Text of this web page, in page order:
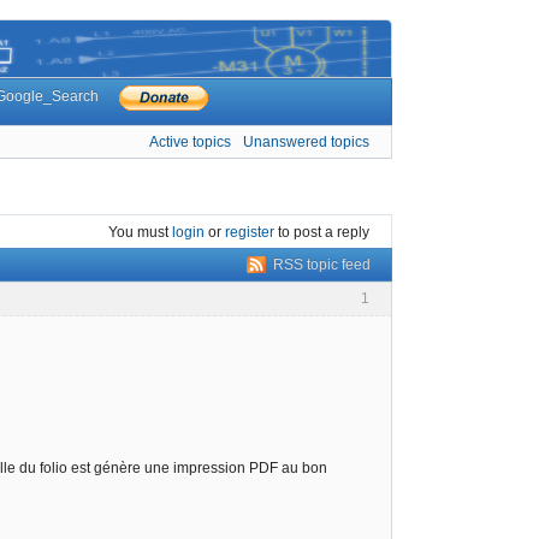
Active topics Unanswered topics
You mustlogin or register to post a reply
RSS topic feed
1
du folio est génère une impression PDF au bon